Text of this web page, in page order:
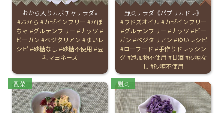
おから入りカボチャサラダ⭐︎
Tags:
おから カゼインフリー
かぼ
ちゃ
グルテンフリー
ナッツ
ビーガン
ベジタリアン
ゆいレ
シピ 砂糖なし 砂糖不使用
豆
乳マヨネーズ
野菜サラダ《パプリカドレ》
Tags:
ウドズオイル
カゼインフリー
グルテンフリー
ナッツ
ビー
ガン
ベジタリアン
ゆいレシピ
ローフード
手作りドレッシン
グ 添加物不使用 甘酒 砂糖な
し
砂糖不使用
Categories:
副菜 Categories:
副菜